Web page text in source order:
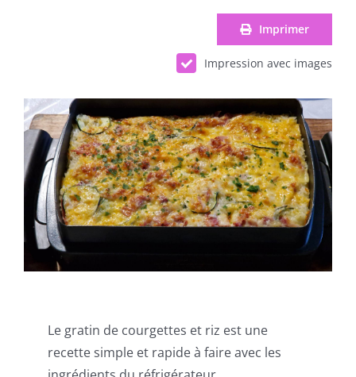
Imprimer
Impression avec images
Le gratin de courgettes et riz est une
recette simple et rapide à faire avec les